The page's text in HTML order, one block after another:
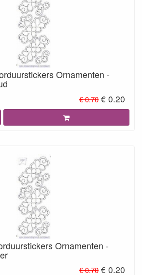
Ornamenten -
€ 0.70 € 0.20
Ornamenten -
€ 0.70 € 0.20